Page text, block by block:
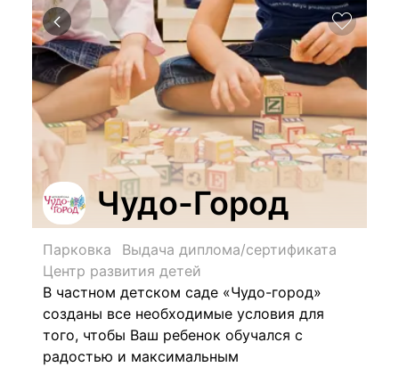
Чудо-Город
Парковка
Выдача диплома/сертификата
Центр развития детей
В частном детском саде «Чудо-город»
созданы все необходимые условия для
того, чтобы Ваш ребенок обучался с
радостью и максимальным